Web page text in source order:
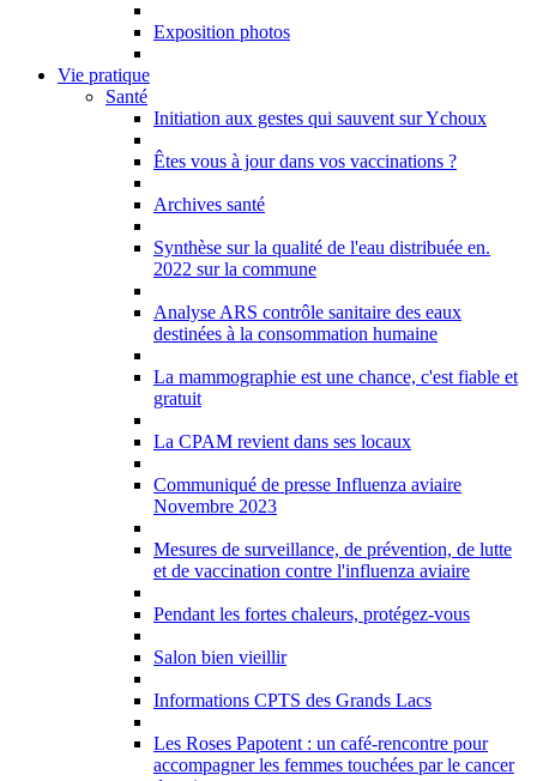
Exposition photos
Vie pratique
Santé
Initiation aux gestes qui sauvent sur Ychoux
Êtes vous à jour dans vos vaccinations ?
Archives santé
Synthèse sur la qualité de l'eau distribuée en.
2022 sur la commune
Analyse ARS contrôle sanitaire des eaux
destinées à la consommation humaine
La mammographie est une chance, c'est fiable et
gratuit
La CPAM revient dans ses locaux
Communiqué de presse Influenza aviaire
Novembre 2023
Mesures de surveillance, de prévention, de lutte
et de vaccination contre l'influenza aviaire
Pendant les fortes chaleurs, protégez-vous
Salon bien vieillir
Informations CPTS des Grands Lacs
Les Roses Papotent : un café-rencontre pour
accompagner les femmes touchées par le cancer